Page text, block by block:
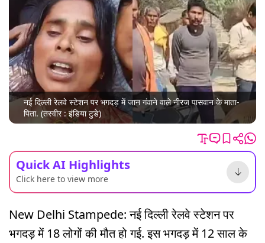
नई दिल्ली रेलवे स्टेशन पर भगदड़ में जान गंवाने वाले नीरज पासवान के माता-
पिता. (तस्वीर : इंडिया टुडे)
Quick AI Highlights
Click here to view more
New Delhi Stampede: नई दिल्ली रेलवे स्टेशन पर
भगदड़ में 18 लोगों की मौत हो गई. इस भगदड़ में 12 साल के